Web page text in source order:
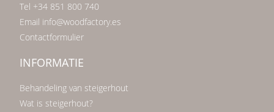
Tel +34 851 800 740
Email info@woodfactory.es
Contactformulier
INFORMATIE
Behandeling van steigerhout
Wat is steigerhout?